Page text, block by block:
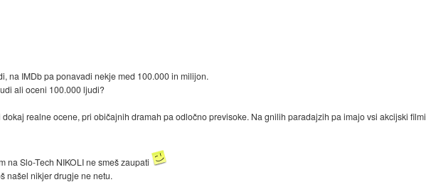
na IMDb pa ponavadi nekje med 100.000 in milijon.
ali oceni 100.000 ljudi?
realne ocene, pri običajnih dramah pa odločno previsoke. Na gnilih paradajzih pa imajo vsi akcijski filmi
na Slo-Tech NIKOLI ne smeš zaupati
našel nikjer drugje ne netu.